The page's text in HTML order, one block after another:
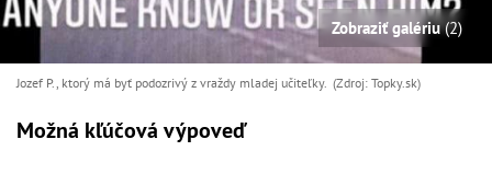
Zobraziť galériu(2)
Jozef P., ktorý má byť podozrivý z vraždy mladej učiteľky. (Zdroj: Topky.sk)
Možná kľúčová výpoveď